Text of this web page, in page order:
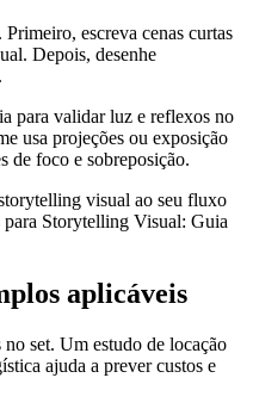
escreva cenas curtas
Depois, desenhe
para validar luz e reflexos no
usa projeções ou exposição
de foco e sobreposição.
visual ao seu fluxo
Storytelling Visual: Guia
aplicáveis
no set. Um estudo de locação
ajuda a prever custos e